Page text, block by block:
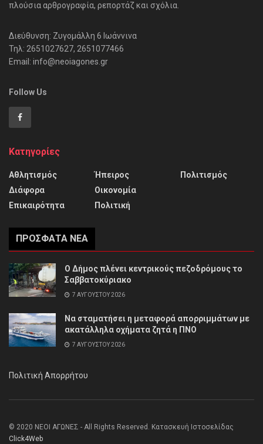
πλούσια αρθρογραφία, ρεπορτάζ και σχόλια.
Διεύθυνση: Ζυγομάλλη 6 Ιωάννινα
Τηλ: 2651027627, 2651077466
Email: info@neoiagones.gr
Follow Us
Κατηγορίες
Αθλητισμός
Διάφορα
Επικαιρότητα
Ήπειρος
Οικονομία
Πολιτική
Πολιτισμός
ΠΡΌΣΦΑΤΑ ΝΈΑ
Ο Δήμος πλένει κεντρικούς πεζοδρόμους το
Σαββατοκύριακο
7 ΑΥΓΟΎΣΤΟΥ 2026
Να σταματήσει η μεταφορά απορριμμάτων με
ακατάλληλα οχήματα ζητά η ΠΝΟ
7 ΑΥΓΟΎΣΤΟΥ 2026
Πολιτική Απορρήτου
© 2020 ΝΕΟΙ ΑΓΩΝΕΣ - All Rights Reserved. Κατασκευή Ιστοσελίδας
Click4Web